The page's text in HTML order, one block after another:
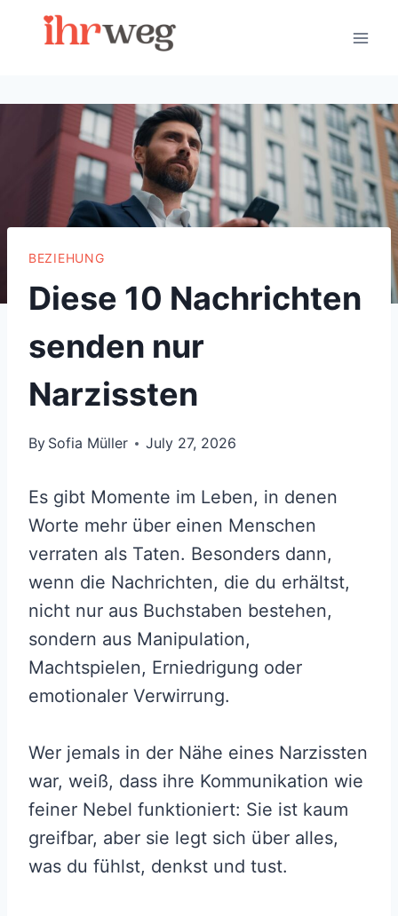
BEZIEHUNG
Diese 10 Nachrichten
senden nur
Narzissten
By Sofia Müller July 27, 2026
Es gibt Momente im Leben, in denen
Worte mehr über einen Menschen
verraten als Taten. Besonders dann,
wenn die Nachrichten, die du erhältst,
nicht nur aus Buchstaben bestehen,
sondern aus Manipulation,
Machtspielen, Erniedrigung oder
emotionaler Verwirrung.
Wer jemals in der Nähe eines Narzissten
war, weiß, dass ihre Kommunikation wie
feiner Nebel funktioniert: Sie ist kaum
greifbar, aber sie legt sich über alles,
was du fühlst, denkst und tust.